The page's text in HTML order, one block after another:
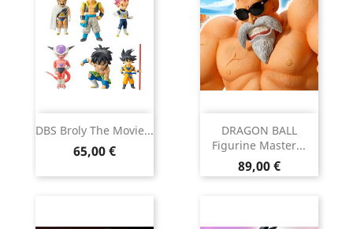
DBS Broly The Movie...
Prix
65,00 €
DRAGON BALL
Figurine Master...
Prix
89,00 €